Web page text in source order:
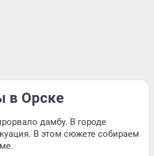
в Орске
дамбу. В городе
В этом сюжете собираем